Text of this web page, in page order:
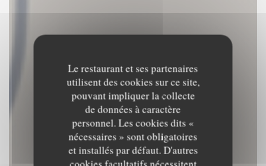
Le restaurant et ses partenaires
utilisent des cookies sur ce site,
pouvant impliquer la collecte
de données à caractère
personnel. Les cookies dits «
nécessaires » sont obligatoires
et installés par défaut. D'autres